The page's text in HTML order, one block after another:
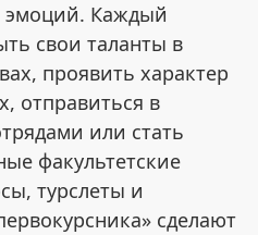
эмоций. Каждый
свои таланты в
проявить характер
отправиться в
или стать
факультетские
турслеты и
сделают